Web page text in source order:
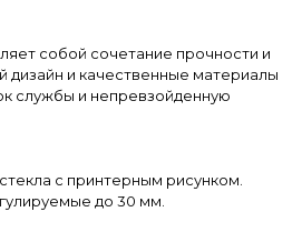
собой сочетание прочности и
дизайн и качественные материалы
службы и непревзойденную
с принтерным рисунком.
до 30 мм.